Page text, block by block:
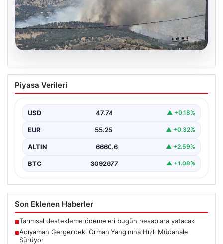
Adıyaman Gerger’deki Orman
Yangınına Hızlı Müdahale Sürüyor
yangına müdahale çalışmaları büyük bir titizlikle devam
ediyor.…
Piyasa Verileri
USD 47.74 ▲ +0.18%
EUR 55.25 ▲ +0.32%
ALTIN 6660.6 ▲ +2.59%
BTC 3092677 ▲ +1.08%
Son Eklenen Haberler
■Tarımsal destekleme ödemeleri bugün hesaplara yatacak
■Adıyaman Gerger’deki Orman Yangınına Hızlı Müdahale
Sürüyor